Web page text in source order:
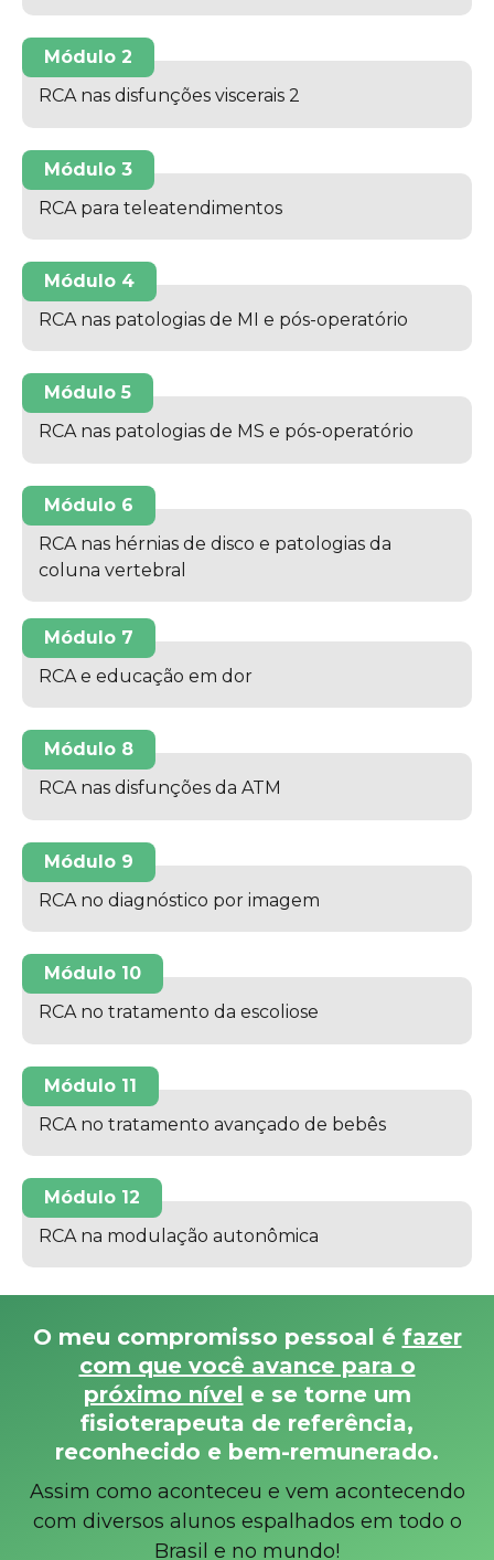
Módulo 2
RCA nas disfunções viscerais 2
Módulo 3
RCA para teleatendimentos
Módulo 4
RCA nas patologias de MI e pós-operatório
Módulo 5
RCA nas patologias de MS e pós-operatório
Módulo 6
RCA nas hérnias de disco e patologias da
coluna vertebral
Módulo 7
RCA e educação em dor
Módulo 8
RCA nas disfunções da ATM
Módulo 9
RCA no diagnóstico por imagem
Módulo 10
RCA no tratamento da escoliose
Módulo 11
RCA no tratamento avançado de bebês
Módulo 12
RCA na modulação autonômica
O meu compromisso pessoal é fazer
com que você avance para o
próximo nível e se torne um
fisioterapeuta de referência,
reconhecido e bem-remunerado.
Assim como aconteceu e vem acontecendo
com diversos alunos espalhados em todo o
Brasil e no mundo!